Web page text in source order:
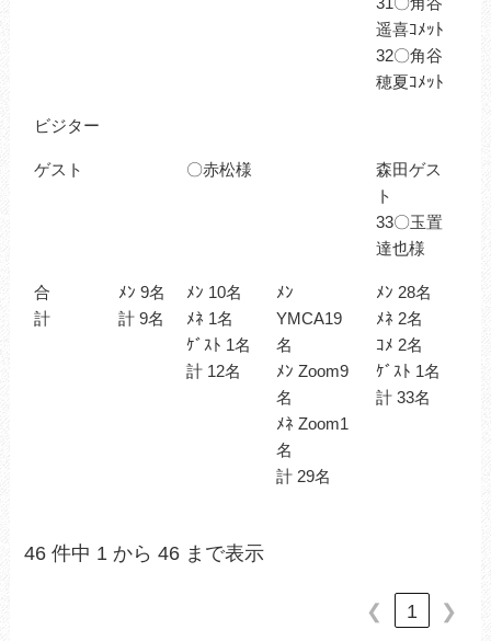
遥喜ｺﾒｯﾄ
32〇角谷
穂夏ｺﾒｯﾄ
ビジター
ゲスト 〇赤松様
森田ゲス
ト
33〇玉置
達也様
合
計
ﾒﾝ 9名
計 9名
ﾒﾝ 10名
ﾒﾈ 1名
ｹﾞｽﾄ 1名
計 12名
ﾒﾝ
YMCA19
名
ﾒﾝ Zoom9
名
ﾒﾈ Zoom1
名
計 29名
ﾒﾝ 28名
ﾒﾈ 2名
ｺﾒ 2名
ｹﾞｽﾄ 1名
計 33名
46 件中 1 から 46 まで表示
❮ 1 ❯